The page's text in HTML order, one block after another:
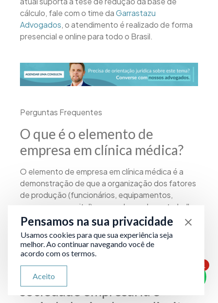
cálculo, fale com o time daGarrastazu
Advogados, o atendimento é realizado de forma
presencial e online para todo o Brasil.
Perguntas Frequentes
O que é o elemento de
empresa em clínica médica?
O elemento de empresa em clínica médica é a
demonstração de que a organização dos fatores
de produção (funcionários, equipamentos,
processos e capital) prepondera sobre o trabalho
intelectual pessoal dos sócios-médicos. Sem
esse elemento, a clínica não é reconhecida como
sociedade empresária de fato e perde o direito à
alíquota reduzida no lucro presumido.
Qual a diferença entre
sociedade empresária e
1
Pensamos na sua privacidade
Usamos cookies para que sua experiência seja
melhor. Ao continuar navegando você de
acordo com os termos.
Aceito